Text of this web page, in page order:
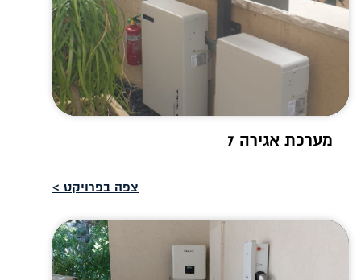
מערכת אגירה 7
צפה בפרויקט >